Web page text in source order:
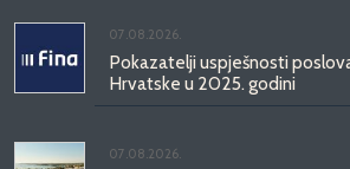
07.08.2026.
Pokazatelji uspješnosti
Hrvatske u 2025. godini
07.08.2026.